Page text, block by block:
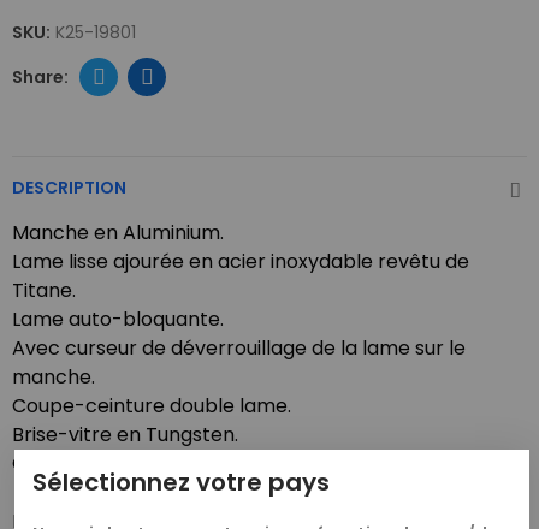
Sélectionnez votre pays
SKU: K25-19801
DESCRIPTION
Manche en Aluminium.
Lame lisse ajourée en acier inoxydable revêtu de
Titane.
Lame auto-bloquante.
Avec curseur de déverrouillage de la lame sur le
manche.
Coupe-ceinture double lame.
Brise-vitre en Tungsten.
Clip.
Livré avec un étui en nylon noir.